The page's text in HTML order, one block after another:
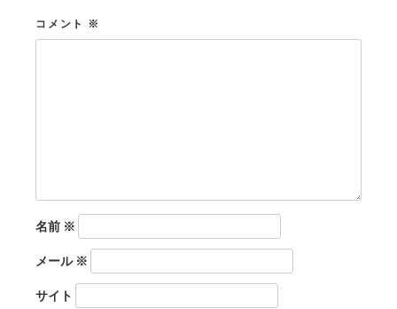
コメント ※
名前 ※
メール※
サイト